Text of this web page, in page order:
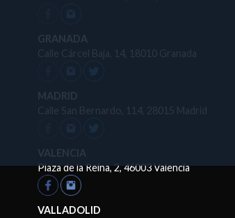
GRANADA
Calle Cárcel Baja, 14, 18010 Granada
MADRID
Calle San Bernardo, 114, 28015 Madrid
VALENCIA
Plaza de la Reina, 2, 46003 Valencia
VALLADOLID